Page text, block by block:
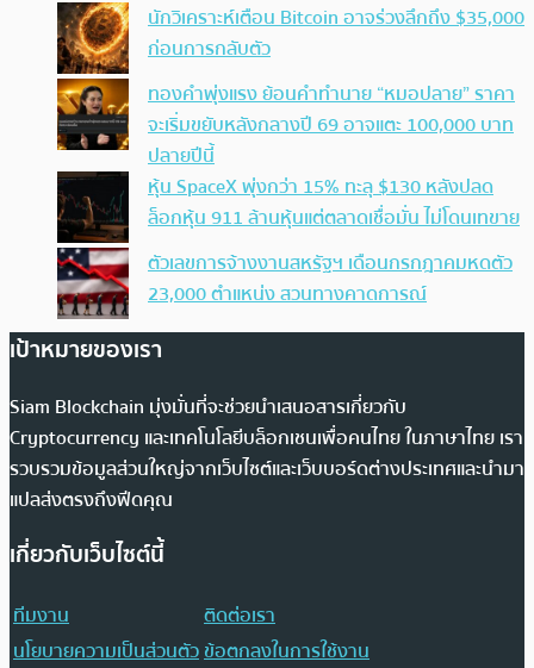
นักวิเคราะห์เตือน Bitcoin อาจร่วงลึกถึง $35,000
ก่อนการกลับตัว
ทองคำพุ่งแรง ย้อนคำทำนาย “หมอปลาย” ราคา
จะเริ่มขยับหลังกลางปี 69 อาจแตะ 100,000 บาท
ปลายปีนี้
หุ้น SpaceX พุ่งกว่า 15% ทะลุ $130 หลังปลด
ล็อกหุ้น 911 ล้านหุ้นแต่ตลาดเชื่อมั่น ไม่โดนเทขาย
ตัวเลขการจ้างงานสหรัฐฯ เดือนกรกฎาคมหดตัว
23,000 ตำแหน่ง สวนทางคาดการณ์
เป้าหมายของเรา
Siam Blockchain มุ่งมั่นที่จะช่วยนำเสนอสารเกี่ยวกับ
Cryptocurrency และเทคโนโลยีบล็อกเชนเพื่อคนไทย ในภาษาไทย เรา
รวบรวมข้อมูลส่วนใหญ่จากเว็บไซต์และเว็บบอร์ดต่างประเทศและนำมา
แปลส่งตรงถึงฟีดคุณ
เกี่ยวกับเว็บไซต์นี้
ทีมงาน
ติดต่อเรา
นโยบายความเป็นส่วนตัวข้อตกลงในการใช้งาน